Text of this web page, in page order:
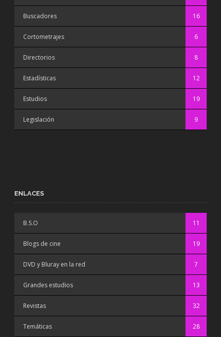
Buscadores 16
Cortometrajes 6
Directorios 8
Estadísticas 12
Estudios 19
Legislación 9
ENLACES
B.S.O 11
Blogs de cine 19
DVD y Bluray en la red 7
Grandes estudios 13
Revistas 32
Temáticas 28